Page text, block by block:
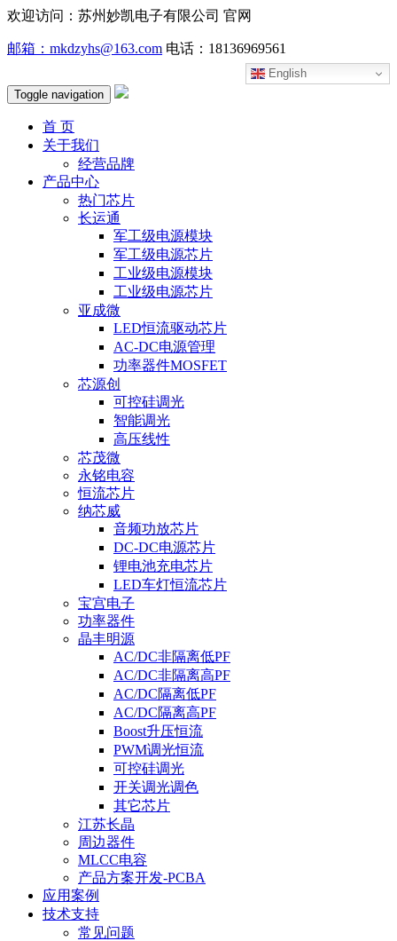
欢迎访问：苏州妙凯电子有限公司 官网
邮箱：mkdzyhs@163.com 电话：18136969561
English
Toggle navigation
首 页
关于我们
经营品牌
产品中心
热门芯片
长运通
军工级电源模块
军工级电源芯片
工业级电源模块
工业级电源芯片
亚成微
LED恒流驱动芯片
AC-DC电源管理
功率器件MOSFET
芯源创
可控硅调光
智能调光
高压线性
芯茂微
永铭电容
恒流芯片
纳芯威
音频功放芯片
DC-DC电源芯片
锂电池充电芯片
LED车灯恒流芯片
宝宫电子
功率器件
晶丰明源
AC/DC非隔离低PF
AC/DC非隔离高PF
AC/DC隔离低PF
AC/DC隔离高PF
Boost升压恒流
PWM调光恒流
可控硅调光
开关调光调色
其它芯片
江苏长晶
周边器件
MLCC电容
产品方案开发-PCBA
应用案例
技术支持
常见问题